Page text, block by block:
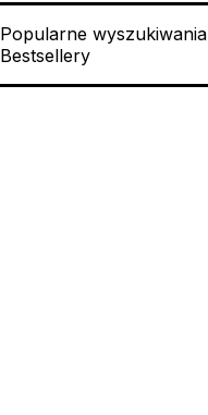
Popularne wyszukiwania
Bestsellery